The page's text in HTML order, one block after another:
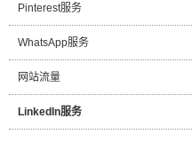
Pinterest服务
WhatsApp服务
网站流量
LinkedIn服务